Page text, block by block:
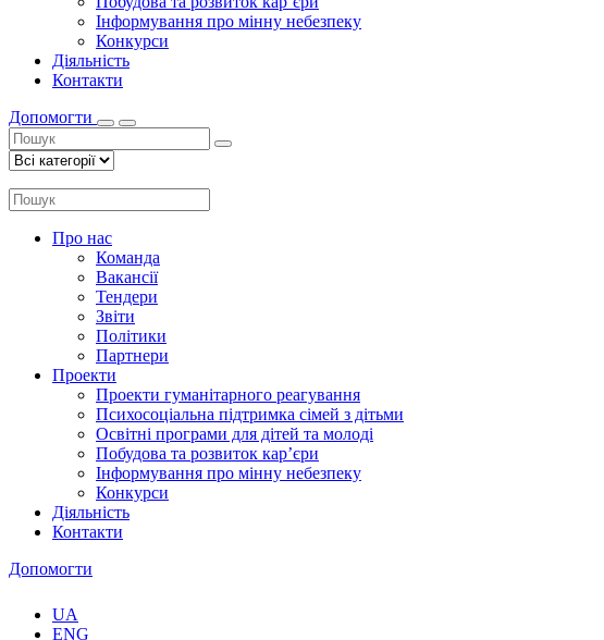
Інформування про мінну небезпеку
Конкурси
Діяльність
Контакти
Допомогти
Про нас
Команда
Вакансії
Тендери
Звіти
Політики
Партнери
Проекти
Проекти гуманітарного реагування
Психосоціальна підтримка сімей з дітьми
Освітні програми для дітей та молоді
Побудова та розвиток кар’єри
Інформування про мінну небезпеку
Конкурси
Діяльність
Контакти
Допомогти
UA
ENG